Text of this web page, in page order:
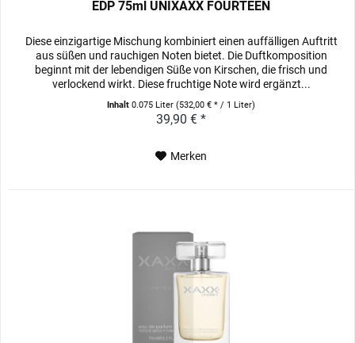
EDP 75ml UNIXAXX FOURTEEN
Diese einzigartige Mischung kombiniert einen auffälligen Auftritt
aus süßen und rauchigen Noten bietet. Die Duftkomposition
beginnt mit der lebendigen Süße von Kirschen, die frisch und
verlockend wirkt. Diese fruchtige Note wird ergänzt...
Inhalt0.075 Liter(532,00 € * / 1 Liter)
39,90 € *
Merken